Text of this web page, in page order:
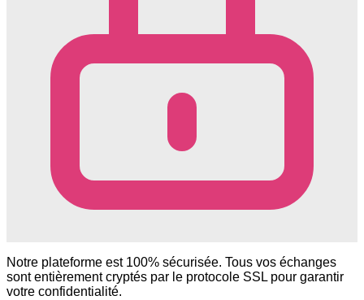
Notre plateforme est 100% sécurisée. Tous vos échanges
sont entièrement cryptés par le protocole SSL pour garantir
votre confidentialité.